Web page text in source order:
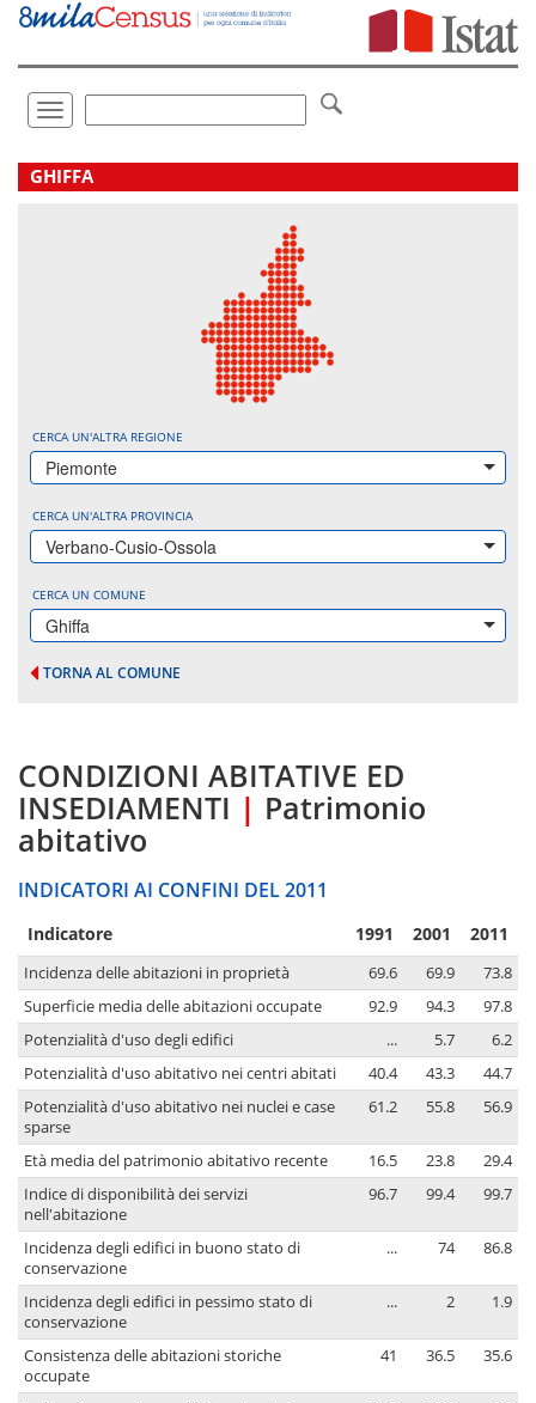
Vai
direttamente
Toggle
navigation
.
GHIFFA
CERCA UN'ALTRA REGIONE
Piemonte
CERCA UN'ALTRA PROVINCIA
Verbano-Cusio-Ossola
CERCA UN COMUNE
Ghiffa
TORNA AL COMUNE
CONDIZIONI ABITATIVE ED
INSEDIAMENTI | Patrimonio
abitativo
INDICATORI AI CONFINI DEL 2011
Indicatore 1991 2001 2011
Incidenza delle abitazioni in proprietà 69.6 69.9
73.8
Superficie media delle abitazioni occupate
92.9 94.3
97.8
Potenzialità d'uso degli edifici
... 5.7
6.2
Potenzialità d'uso abitativo nei centri abitati
40.4 43.3
44.7
Potenzialità d'uso abitativo nei nuclei e case
sparse
61.2 55.8 56.9
Età media del patrimonio abitativo recente 16.5 23.8
29.4
Indice di disponibilità dei servizi
nell'abitazione
96.7 99.4 99.7
Incidenza degli edifici in buono stato di
conservazione
... 74 86.8
Incidenza degli edifici in pessimo stato di
conservazione
... 2 1.9
Consistenza delle abitazioni storiche
occupate
41 36.5 35.6